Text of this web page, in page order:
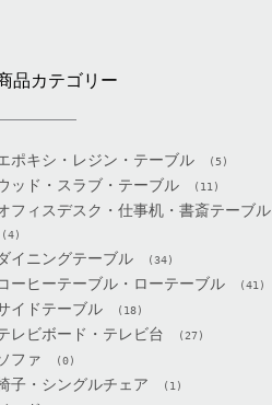
品カテゴリー
ポキシ・レジン・テーブル (5)
ッド・スラブ・テーブル (11)
フィスデスク・仕事机・書斎テーブル
(4)
イニングテーブル (34)
ーヒーテーブル・ローテーブル (41)
イドテーブル (18)
レビボード・テレビ台 (27)
ファ (0)
子・シングルチェア (1)